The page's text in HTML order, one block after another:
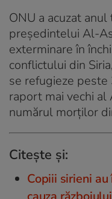
ONU a acuzat
președintelui Al-
exterminare în
conflictului din
se refugieze
raport mai vechi
numărul morților
Citește și:
Copiii sirieni